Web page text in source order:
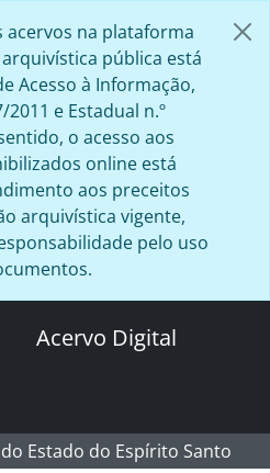
acervos na plataforma
pública está
Acesso à Informação,
2011 e Estadual n.º
o acesso aos
online está
aos preceitos
arquivística vigente,
pelo uso
Acervo Digital
Estado do Espírito Santo